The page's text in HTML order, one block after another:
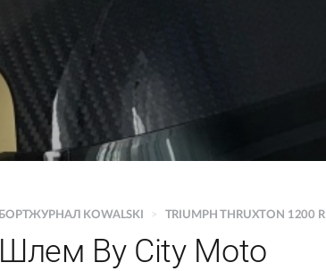
БОРТЖУРНАЛ KOWALSKI > TRIUMPH THRUXTON 1200 R
Шлем By City Moto